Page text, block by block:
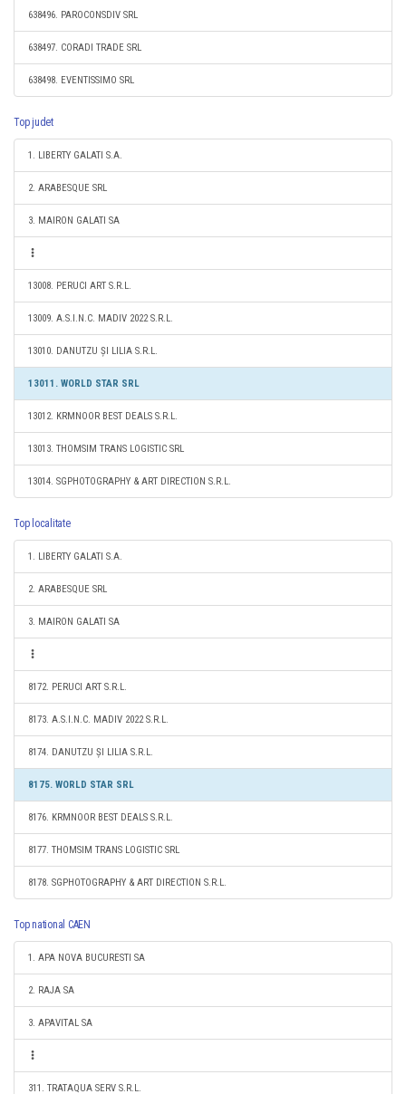
638496. PAROCONSDIV SRL
638497. CORADI TRADE SRL
638498. EVENTISSIMO SRL
Top judet
1. LIBERTY GALATI S.A.
2. ARABESQUE SRL
3. MAIRON GALATI SA
13008. PERUCI ART S.R.L.
13009. A.S.I.N.C. MADIV 2022 S.R.L.
13010. DANUTZU ȘI LILIA S.R.L.
13011. WORLD STAR SRL
13012. KRMNOOR BEST DEALS S.R.L.
13013. THOMSIM TRANS LOGISTIC SRL
13014. SGPHOTOGRAPHY & ART DIRECTION S.R.L.
Top localitate
1. LIBERTY GALATI S.A.
2. ARABESQUE SRL
3. MAIRON GALATI SA
8172. PERUCI ART S.R.L.
8173. A.S.I.N.C. MADIV 2022 S.R.L.
8174. DANUTZU ȘI LILIA S.R.L.
8175. WORLD STAR SRL
8176. KRMNOOR BEST DEALS S.R.L.
8177. THOMSIM TRANS LOGISTIC SRL
8178. SGPHOTOGRAPHY & ART DIRECTION S.R.L.
Top national CAEN
1. APA NOVA BUCURESTI SA
2. RAJA SA
3. APAVITAL SA
311. TRATAQUA SERV S.R.L.